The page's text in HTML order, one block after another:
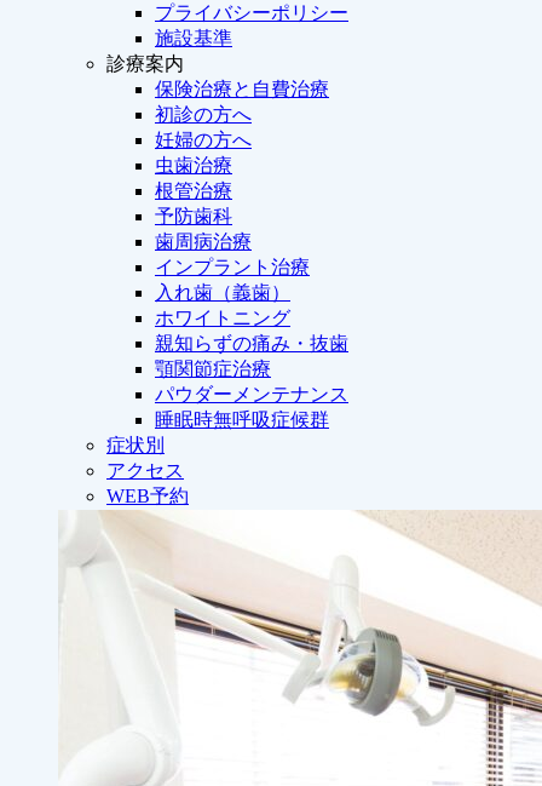
プライバシーポリシー
施設基準
診療案内
保険治療と自費治療
初診の方へ
妊婦の方へ
虫歯治療
根管治療
予防歯科
歯周病治療
インプラント治療
入れ歯（義歯）
ホワイトニング
親知らずの痛み・抜歯
顎関節症治療
パウダーメンテナンス
睡眠時無呼吸症候群
症状別
アクセス
WEB予約